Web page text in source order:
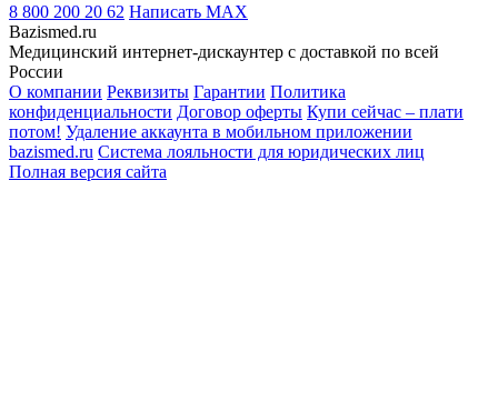
8 800 200 20 62 Написать MAX
Bazismed.ru
Медицинский интернет-дискаунтер с доставкой по всей
России
О компании Реквизиты Гарантии Политика
конфиденциальности Договор оферты Купи сейчас – плати
потом! Удаление аккаунта в мобильном приложении
bazismed.ru Система лояльности для юридических лиц
Полная версия сайта